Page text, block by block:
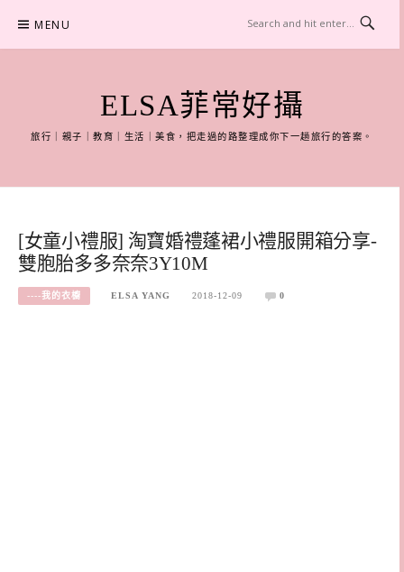
content
MENU
ELSA菲常好攝
旅行｜親子｜教育｜生活｜美食，把走過的路整理成你下一趟旅行的答案。
[女童小禮服] 淘寶婚禮蓬裙小禮服開箱分享-
雙胞胎多多奈奈3Y10M
----我的衣櫥 ELSA YANG 2018-12-09 0